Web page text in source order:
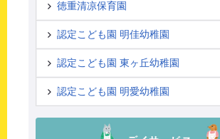
徳重清凉保育園
認定こども園 明佳幼稚園
認定こども園 東ヶ丘幼稚園
認定こども園 明愛幼稚園